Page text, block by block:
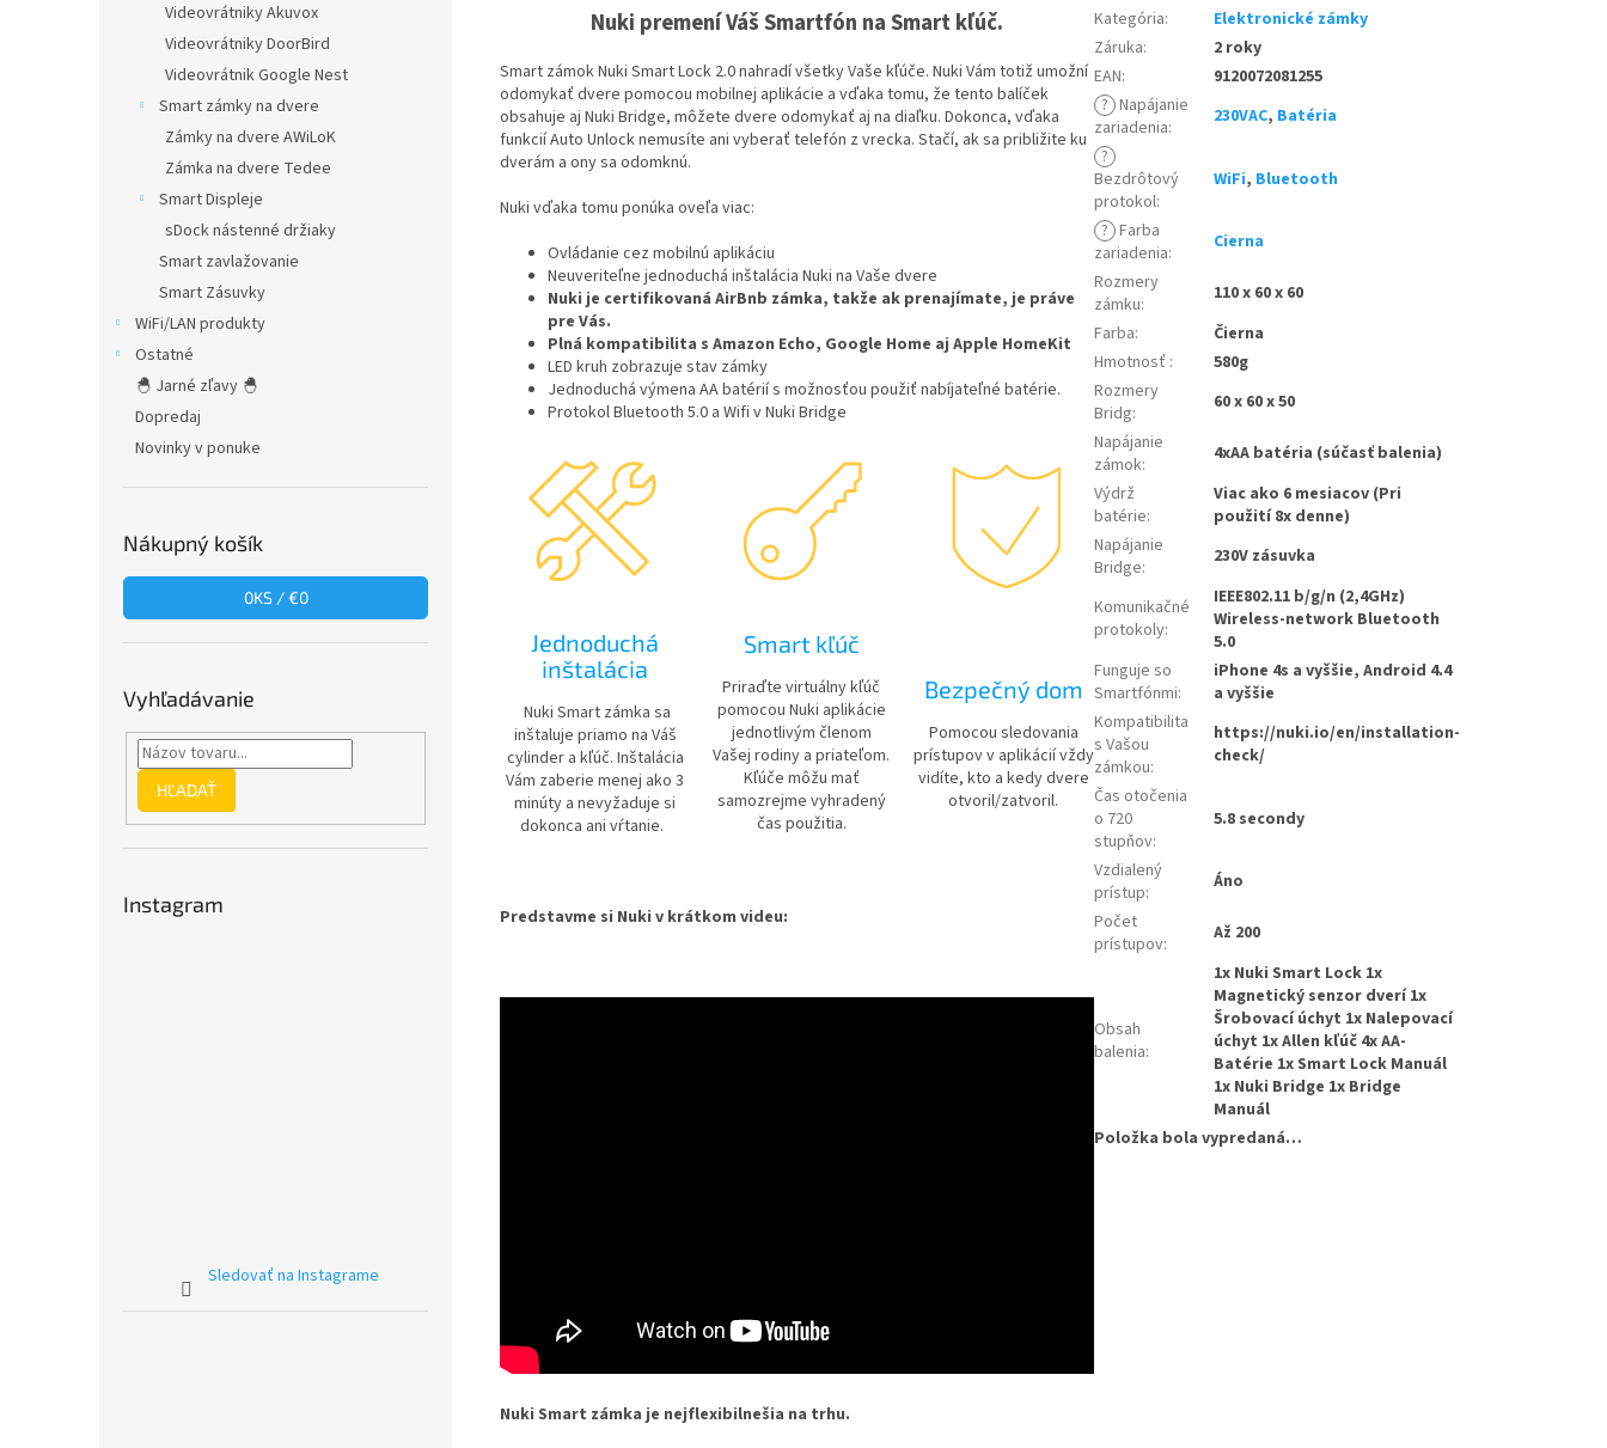
Videovrátniky Akuvox
Videovrátniky DoorBird
Videovrátnik Google Nest
Smart zámky na dvere
Zámky na dvere AWiLoK
Zámka na dvere Tedee
Smart Displeje
sDock nástenné držiaky
Smart zavlažovanie
Smart Zásuvky
WiFi/LAN produkty
Ostatné
🐣 Jarné zľavy 🐣
Dopredaj
Novinky v ponuke
Nákupný košík
0KS /€0
Vyhľadávanie
HĽADAŤ
Instagram
Sledovať na Instagrame
Nuki premení Váš Smartfón na Smart kľúč.
Smart zámok Nuki Smart Lock 2.0 nahradí všetky Vaše kľúče. Nuki Vám totiž umožní
odomykať dvere pomocou mobilnej aplikácie a vďaka tomu, že tento balíček
obsahuje aj Nuki Bridge, môžete dvere odomykať aj na diaľku. Dokonca, vďaka
funkcií Auto Unlock nemusíte ani vyberať telefón z vrecka. Stačí, ak sa približite ku
dverám a ony sa odomknú.
Nuki vďaka tomu ponúka oveľa viac:
Ovládanie cez mobilnú aplikáciu
Neuveriteľne jednoduchá inštalácia Nuki na Vaše dvere
Nuki je certifikovaná AirBnb zámka, takže ak prenajímate, je práve
pre Vás.
Plná kompatibilita s Amazon Echo, Google Home aj Apple HomeKit
LED kruh zobrazuje stav zámky
Jednoduchá výmena AA batérií s možnosťou použiť nabíjateľné batérie.
Protokol Bluetooth 5.0 a Wifi v Nuki Bridge
Jednoduchá
inštalácia
Nuki Smart zámka sa
inštaluje priamo na Váš
cylinder a kľúč. Inštalácia
Vám zaberie menej ako 3
minúty a nevyžaduje si
dokonca ani vŕtanie.
Smart kľúč
Priraďte virtuálny kľúč
pomocou Nuki aplikácie
jednotlivým členom
Vašej rodiny a priateľom.
Kľúče môžu mať
samozrejme vyhradený
čas použitia.
Bezpečný dom
Pomocou sledovania
prístupov v aplikácií vždy
vidíte, kto a kedy dvere
otvoril/zatvoril.
Predstavme si Nuki v krátkom videu:
Nuki Smart zámka je nejflexibilnešia na trhu.
Kategória:
Elektronické zámky
Záruka:
2 roky
EAN:
9120072081255
? Napájanie
zariadenia: 230VAC, Batéria
?
Bezdrôtový
protokol:
WiFi, Bluetooth
? Farba
zariadenia:
Cierna
Rozmery
zámku:
110 x 60 x 60
Farba:
Čierna
Hmotnosť :
580g
Rozmery
Bridg:
60 x 60 x 50
Napájanie
zámok:
4xAA batéria (súčasť balenia)
Výdrž
batérie:
Viac ako 6 mesiacov (Pri
použití 8x denne)
Napájanie
Bridge: 230V zásuvka
Komunikačné
protokoly:
IEEE802.11 b/g/n (2,4GHz)
Wireless-network Bluetooth
5.0
Funguje so
Smartfónmi:
iPhone 4s a vyššie, Android 4.4
a vyššie
Kompatibilita
s Vašou
zámkou:
https://nuki.io/en/installation-
check/
Čas otočenia
o 720
stupňov:
5.8 secondy
Vzdialený
prístup:
Áno
Počet
prístupov: Až 200
Obsah
balenia:
1x Nuki Smart Lock 1x
Magnetický senzor dverí 1x
Šrobovací úchyt 1x Nalepovací
úchyt 1x Allen kľúč 4x AA-
Batérie 1x Smart Lock Manuál
1x Nuki Bridge 1x Bridge
Manuál
Položka bola vypredaná…